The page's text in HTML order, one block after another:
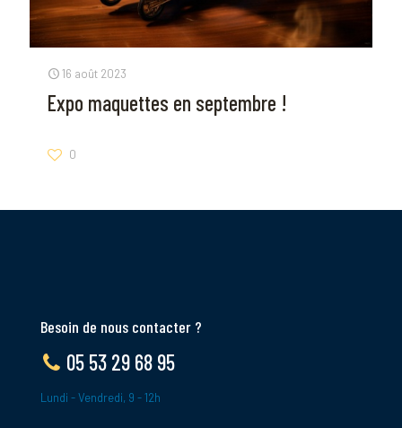
16 août 2023
Expo maquettes en septembre !
0
Besoin de nous contacter ?
05 53 29 68 95
Lundi - Vendredi, 9 - 12h